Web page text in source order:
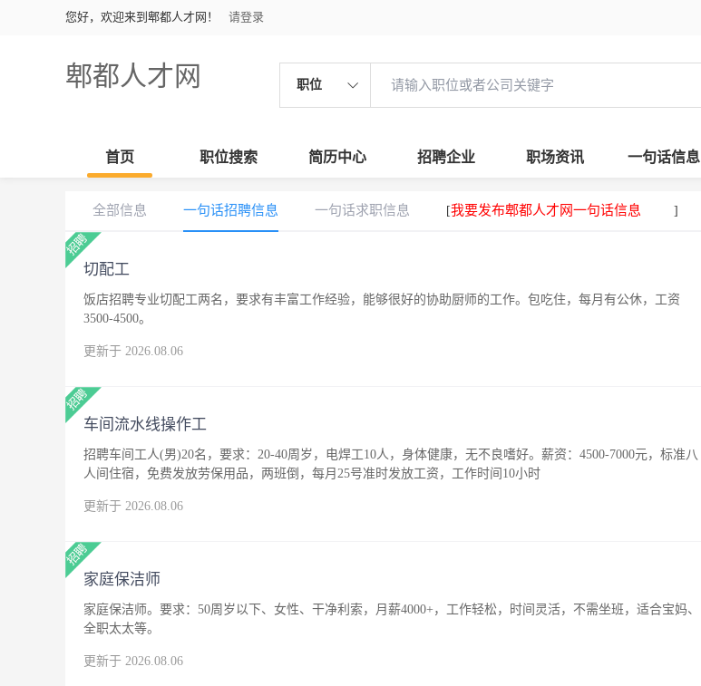
您好，欢迎来到郫都人才网！ 请登录
郫都人才网 职位
首页 职位搜索 简历中心 招聘企业 职场资讯 一句话信息
全部信息 一句话招聘信息 一句话求职信息 [我要发布郫都人才网一句话信息 ]
切配工
饭店招聘专业切配工两名，要求有丰富工作经验，能够很好的协助厨师的工作。包吃住，每月有公休，工资
3500-4500。
更新于 2026.08.06
车间流水线操作工
招聘车间工人(男)20名，要求：20-40周岁，电焊工10人，身体健康，无不良嗜好。薪资：4500-7000元，标准八
人间住宿，免费发放劳保用品，两班倒，每月25号准时发放工资，工作时间10小时
更新于 2026.08.06
家庭保洁师
家庭保洁师。要求：50周岁以下、女性、干净利索，月薪4000+，工作轻松，时间灵活，不需坐班，适合宝妈、
全职太太等。
更新于 2026.08.06